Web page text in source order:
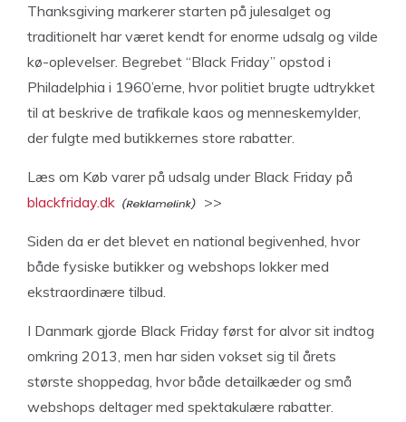
Thanksgiving markerer starten på julesalget og
traditionelt har været kendt for enorme udsalg og vilde
kø-oplevelser. Begrebet “Black Friday” opstod i
Philadelphia i 1960’erne, hvor politiet brugte udtrykket
til at beskrive de trafikale kaos og menneskemylder,
der fulgte med butikkernes store rabatter.
Læs om Køb varer på udsalg under Black Friday på
blackfriday.dk
>>
Siden da er det blevet en national begivenhed, hvor
både fysiske butikker og webshops lokker med
ekstraordinære tilbud.
I Danmark gjorde Black Friday først for alvor sit indtog
omkring 2013, men har siden vokset sig til årets
største shoppedag, hvor både detailkæder og små
webshops deltager med spektakulære rabatter.